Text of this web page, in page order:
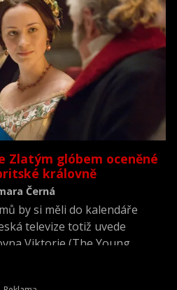
Zlatým glóbem oceněné
královně
Černá
by si měli do kalendáře
televize totiž uvede
Viktorie (The Young